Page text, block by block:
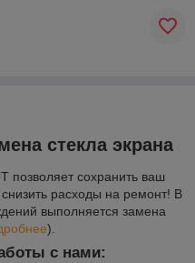
стекла экрана
позволяет сохранить ваш
расходы на ремонт! В
выполняется замена
).
с нами: